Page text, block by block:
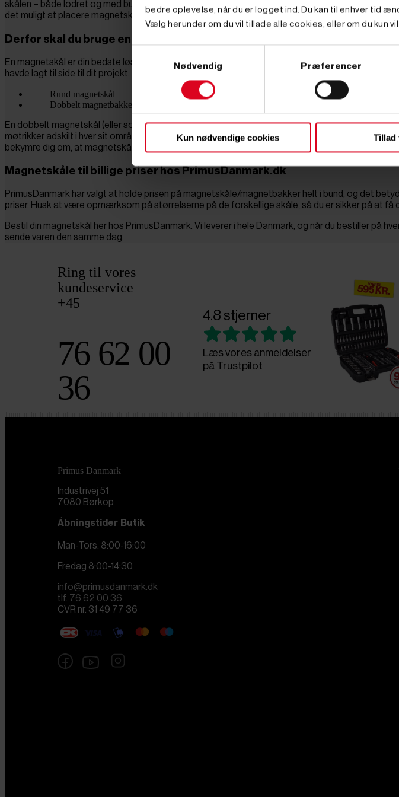
bedre oplevelse, når du er logget ind. Du kan til enhver tid
Vælg herunder om du vil tillade alle cookies, eller om du kun
Nødvendig Præferencer
Kun nødvendige cookies Tillad
skålen – både lodret og med bunden i vejret. På den måde holdes de sikkert på plads ved hjælp
det muligt at placere magnetskålen på alle jernoverflader, så du nemt kan få fat i de
Derfor skal du bruge en magnetskål
En magnetskål er din bedste løsning til at få styr på alle de komponenter, som du skal bruge.
havde lagt til side til dit projekt. Hos PrimusDanmark finder du blandt andet disse varianter:
Rund magnetskål
Dobbelt magnetbakke
En dobbelt magnetskål (eller som nogle kalder den: magnetbakke) er en fordel for dig, der
møtrikker adskilt i hver sit område. Alle magnetskålene er udstyret med gummi på selve
bekymre dig om, at magnetskålen kunne lave ridser.
Magnetskåle til billige priser hos PrimusDanmark.dk
PrimusDanmark har valgt at holde prisen på magnetskåle/magnetbakker helt i bund, og det
priser. Husk at være opmærksom på størrelserne på de forskellige skåle, så du er sikker på at få
Bestil din magnetskål her hos PrimusDanmark. Vi leverer i hele Danmark, og når du bestiller på
sende varen den samme dag.
Ring til vores
kundeservice
+45
76 62 00
36
4.8 stjerner
Læs vores anmeldelser
på Trustpilot
Primus Danmark
Industrivej 51
7080 Børkop
Åbningstider Butik
Man-Tors. 8:00-16:00
Fredag 8:00-14:30
info@primusdanmark.dk
tlf. 76 62 00 36
CVR nr. 31 49 77 36